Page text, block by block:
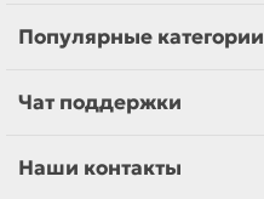
Популярные категории
Чат поддержки
Наши контакты